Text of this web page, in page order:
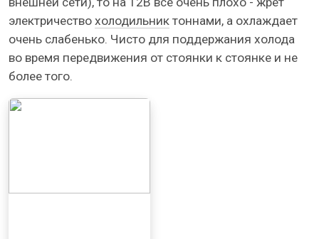
электричество холодильник тоннами, а охлаждает
очень слабенько. Чисто для поддержания холода
во время передвижения от стоянки к стоянке и не
более того.